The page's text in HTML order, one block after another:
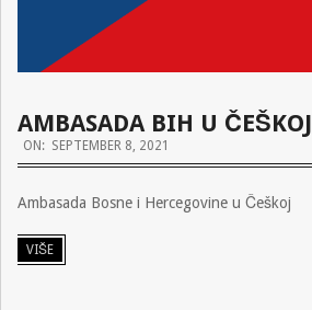
AMBASADA BIH U ČEŠKOJ
2021-
08
ON: SEPTEMBER 8, 2021
Ambasada Bosne i Hercegovine u Češkoj
VIŠE